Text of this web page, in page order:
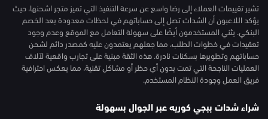
تشير تقييمات العملاء إلى رضا واسع عن سرعة التنفيذ التي تميز متجر اشحنها، حيث
يؤكد اللاعبون أن الشدات تصل إلى حساباتهم في لحظات معدودة بعد الخصم
البنكي. يثني المستخدمون أيضًا على سهولة التعامل مع الموقع وعدم وجود
تعقيدات في خطوات الطلب، مما جعلهم يعتمدون عليه كمصدر دائم لشحن
حساباتهم وتطويرها بسكنات نادرة. هذه الثقة مبنية على تجارب واقعية لآلاف
العمليات الناجحة التي تمت بدون أي حظر أو مشاكل تقنية، مما يعكس احترافية
فريق العمل وجودة النظام المستخدم.
شراء شدات ببجي كوريه عبر الجوال بسهولة